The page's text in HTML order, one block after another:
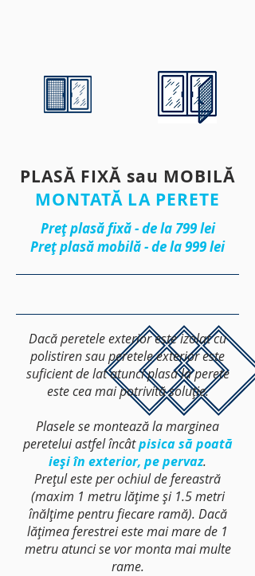
PLASĂ FIXĂ sau MOBILĂ
MONTATĂ LA PERETE
Preț plasă fixă - de la 799 lei
Preț plasă mobilă - de la 999 lei
Dacă peretele exterior este izolat cu
polistiren sau peretele exterior este
suficient de lat atunci plasa la perete
este cea mai potrivită soluție.
Plasele se montează la marginea
peretelui astfel încâtpisica să poată
ieși în exterior, pe pervaz.
Prețul este per ochiul de fereastră
(maxim 1 metru lățime și 1.5 metri
înălțime pentru fiecare ramă). Dacă
lățimea ferestrei este mai mare de 1
metru atunci se vor monta mai multe
rame.